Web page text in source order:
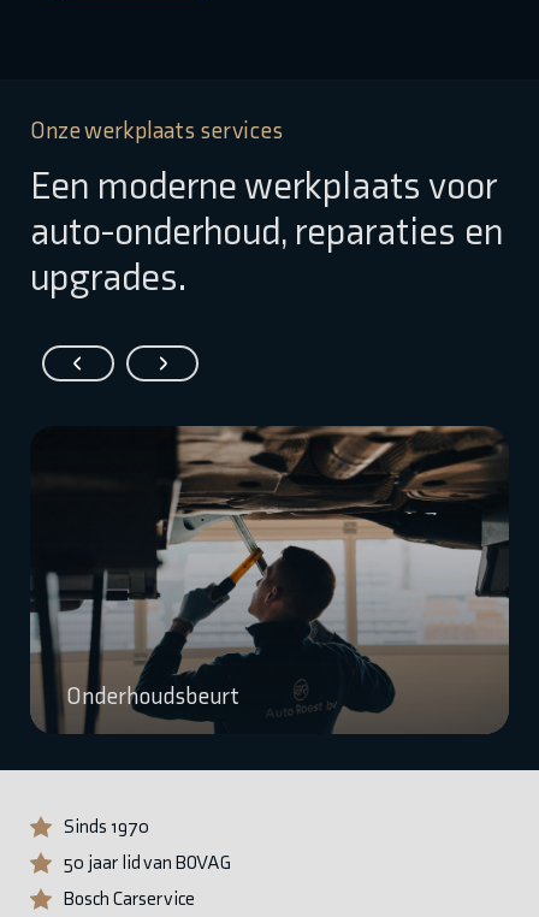
Onze werkplaats services
Een moderne werkplaats voor
auto-onderhoud, reparaties en
upgrades.
Onderhoudsbeurt
Sinds 1970
50 jaar lid van BOVAG
Bosch Carservice